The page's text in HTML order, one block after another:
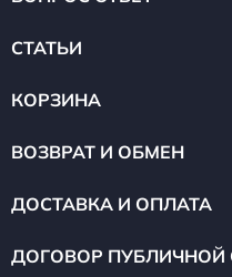
СТАТЬИ
КОРЗИНА
ВОЗВРАТ И ОБМЕН
ДОСТАВКА И ОПЛАТА
ДОГОВОР ПУБЛИЧНОЙ